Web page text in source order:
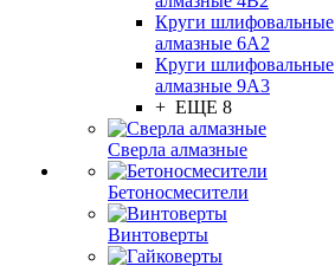
Круги шлифовальные
алмазные 6A2
Круги шлифовальные
алмазные 9А3
+ ЕЩЕ 8
Сверла алмазные
Бетоносмесители
Винтоверты